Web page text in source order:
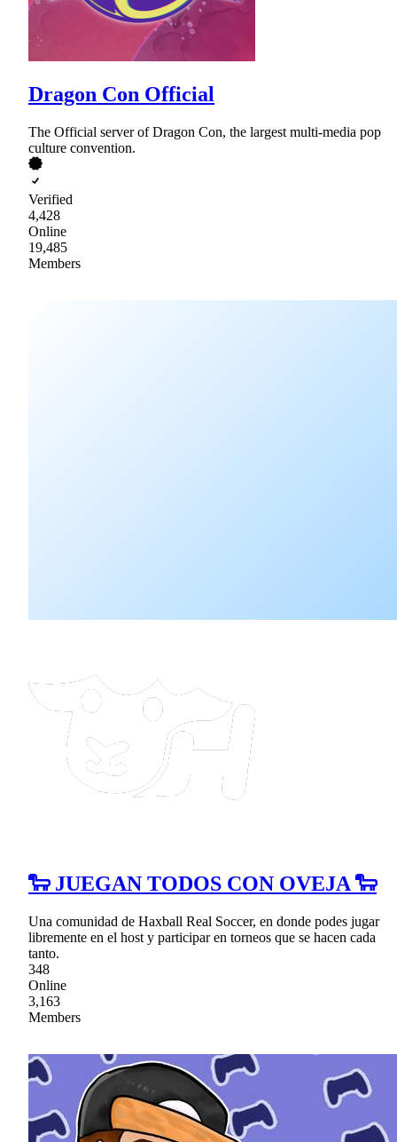
Dragon Con Official
The Official server of Dragon Con, the largest multi-media pop
culture convention.
Verified
4,428
Online
19,485
Members
🐑 JUEGAN TODOS CON OVEJA 🐑
Una comunidad de Haxball Real Soccer, en donde podes jugar
libremente en el host y participar en torneos que se hacen cada
tanto.
348
Online
3,163
Members